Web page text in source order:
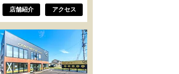
店舗紹介 アクセス